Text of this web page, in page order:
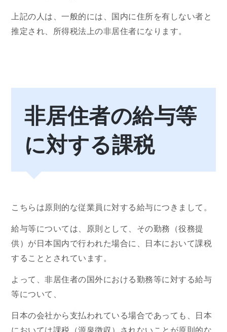
上記の人は、一般的には、国内に住所を有しない者と
推定され、所得税法上の非居住者になります。
非居住者の給与等
に対する課税
こちらは原則的な従業員に対する給与につきまして。
給与等については、原則として、その勤務（役務提
供）が日本国内で行われた場合に、日本において課税
することとされています。
よって、非居住者の国外における勤務等に対する給与
等について、
日本の会社から支払われている場合であっても、日本
においては課税（源泉徴収）されないことが原則的な